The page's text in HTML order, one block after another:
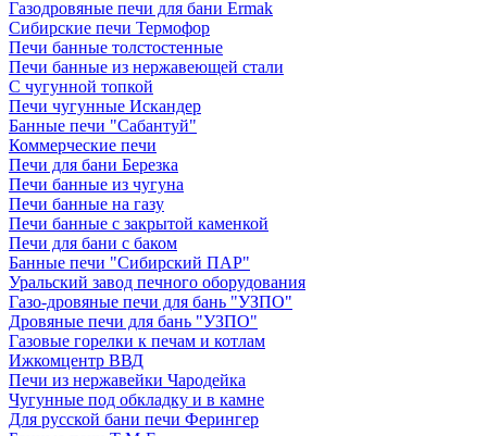
Газодровяные печи для бани Ermak
Сибирские печи Термофор
Печи банные толстостенные
Печи банные из нержавеющей стали
С чугунной топкой
Печи чугунные Искандер
Банные печи "Сабантуй"
Коммерческие печи
Печи для бани Березка
Печи банные из чугуна
Печи банные на газу
Печи банные с закрытой каменкой
Печи для бани с баком
Банные печи "Сибирский ПАР"
Уральский завод печного оборудования
Газо-дровяные печи для бань "УЗПО"
Дровяные печи для бань "УЗПО"
Газовые горелки к печам и котлам
Ижкомцентр ВВД
Печи из нержавейки Чародейка
Чугунные под обкладку и в камне
Для русской бани печи Ферингер